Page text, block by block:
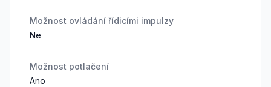
Možnost ovládání řídicími impulzy
Ne
Možnost potlačení
Ano